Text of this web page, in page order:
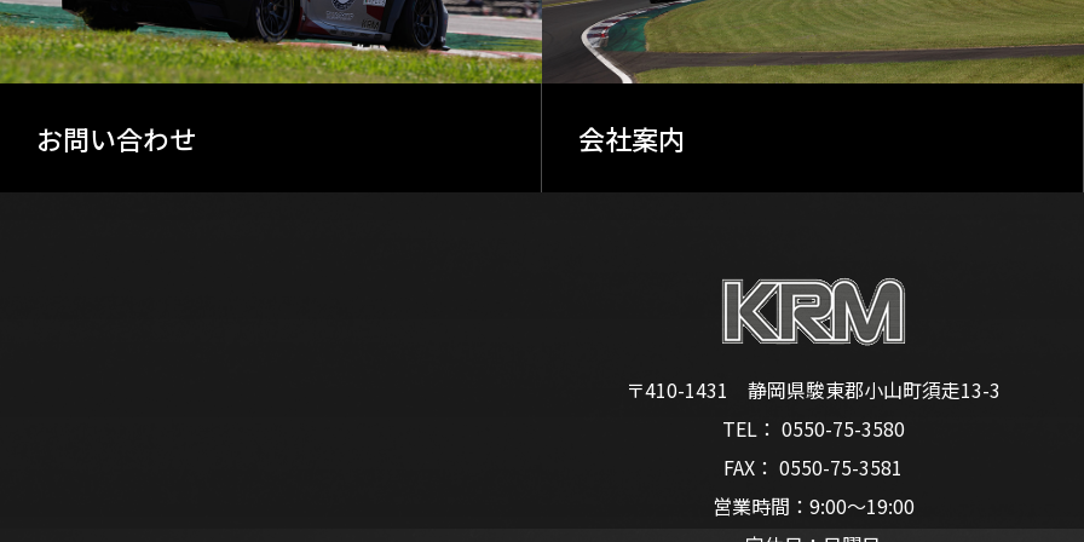
お問い合わせ 会社案内
〒410-1431 静岡県駿東郡小山町須走13-3
TEL： 0550-75-3580
FAX： 0550-75-3581
営業時間：9:00～19:00